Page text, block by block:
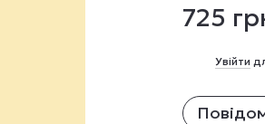
725
Увійти